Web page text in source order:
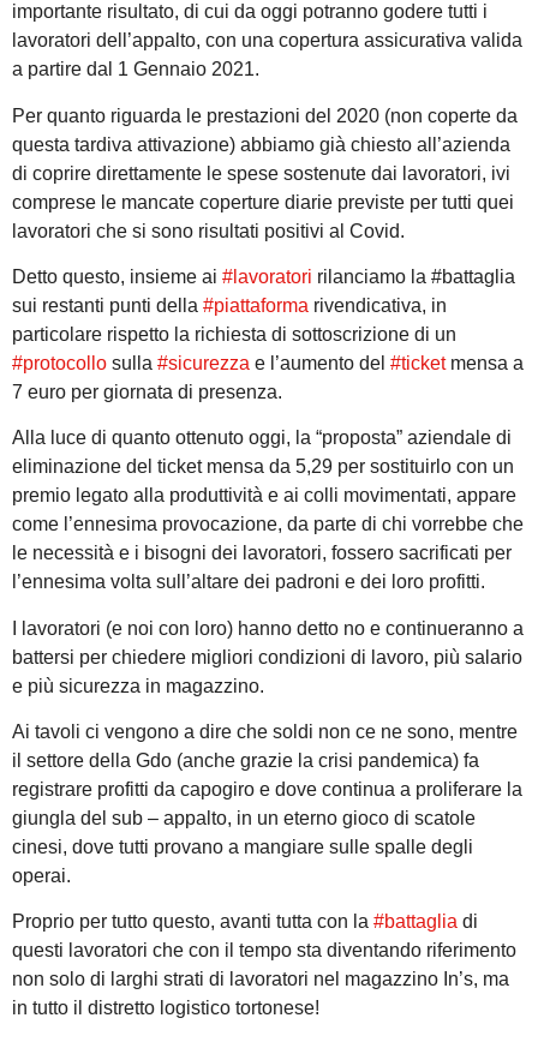
importante risultato, di cui da oggi potranno godere tutti i
lavoratori dell’appalto, con una copertura assicurativa valida
a partire dal 1 Gennaio 2021.
Per quanto riguarda le prestazioni del 2020 (non coperte da
questa tardiva attivazione) abbiamo già chiesto all’azienda
di coprire direttamente le spese sostenute dai lavoratori, ivi
comprese le mancate coperture diarie previste per tutti quei
lavoratori che si sono risultati positivi al Covid.
Detto questo, insieme ai #lavoratori rilanciamo la #battaglia
sui restanti punti della #piattaforma rivendicativa, in
particolare rispetto la richiesta di sottoscrizione di un
#protocollo sulla #sicurezza e l’aumento del #ticketmensa a
7 euro per giornata di presenza.
Alla luce di quanto ottenuto oggi, la “proposta” aziendale di
eliminazione del ticket mensa da 5,29 per sostituirlo con un
premio legato alla produttività e ai colli movimentati, appare
come l’ennesima provocazione, da parte di chi vorrebbe che
le necessità e i bisogni dei lavoratori, fossero sacrificati per
l’ennesima volta sull’altare dei padroni e dei loro profitti.
I lavoratori (e noi con loro) hanno detto no e continueranno a
battersi per chiedere migliori condizioni di lavoro, più salario
e più sicurezza in magazzino.
Ai tavoli ci vengono a dire che soldi non ce ne sono, mentre
il settore della Gdo (anche grazie la crisi pandemica) fa
registrare profitti da capogiro e dove continua a proliferare la
giungla del sub – appalto, in un eterno gioco di scatole
cinesi, dove tutti provano a mangiare sulle spalle degli
operai.
Proprio per tutto questo, avanti tutta con la #battaglia di
questi lavoratori che con il tempo sta diventando riferimento
non solo di larghi strati di lavoratori nel magazzino In’s, ma
in tutto il distretto logistico tortonese!